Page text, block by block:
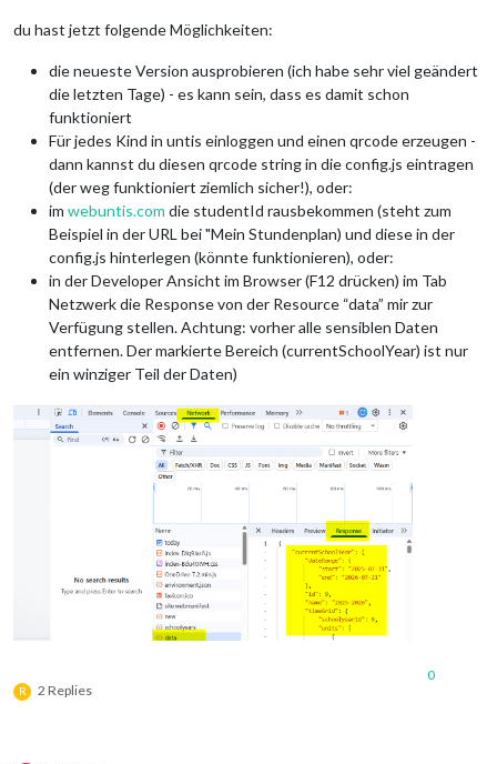
du hast jetzt folgende Möglichkeiten:
die neueste Version ausprobieren (ich habe sehr viel geändert
die letzten Tage) - es kann sein, dass es damit schon
funktioniert
Für jedes Kind in untis einloggen und einen qrcode erzeugen -
dann kannst du diesen qrcode string in die config.js eintragen
(der weg funktioniert ziemlich sicher!), oder:
im webuntis.com die studentId rausbekommen (steht zum
Beispiel in der URL bei "Mein Stundenplan) und diese in der
config.js hinterlegen (könnte funktionieren), oder:
in der Developer Ansicht im Browser (F12 drücken) im Tab
Netzwerk die Response von der Resource “data” mir zur
Verfügung stellen. Achtung: vorher alle sensiblen Daten
entfernen. Der markierte Bereich (currentSchoolYear) ist nur
ein winziger Teil der Daten)
R 2 Replies
0